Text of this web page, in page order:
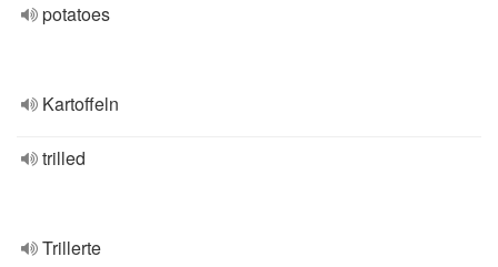
potatoes
Kartoffeln
trilled
Trillerte